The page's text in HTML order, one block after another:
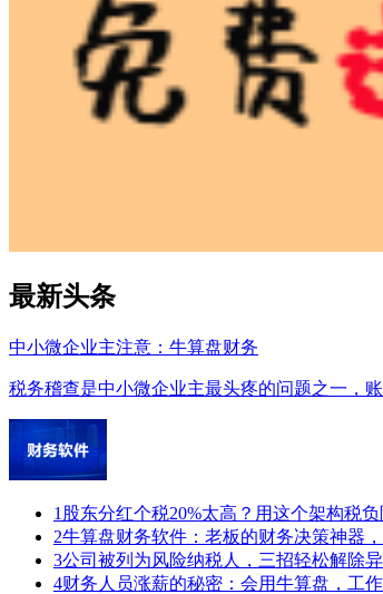
最新头条
中小微企业主注意：牛算盘财务
税务稽查是中小微企业主最头疼的问题之一，
1 股东分红个税20%太高？用这个架构税
2牛算盘财务软件：老板的财务决策神器
3公司被列为风险纳税人，三招轻松解除
4财务人员涨薪的秘密：会用牛算盘，工